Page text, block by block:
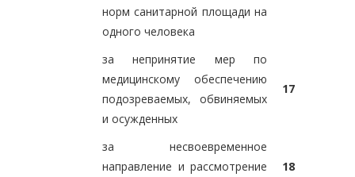
норм санитарной площади на
одного человека
за непринятие мер по
медицинскому обеспечению
подозреваемых, обвиняемых
и осужденных
17
за несвоевременное
направление и рассмотрение
18